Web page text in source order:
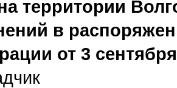
территории
в
от 3